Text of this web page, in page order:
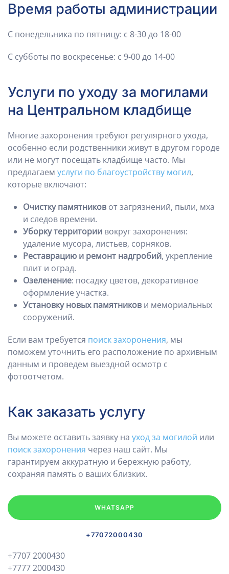
Время работы администрации
С понедельника по пятницу: с 8-30 до 18-00
С субботы по воскресенье: с 9-00 до 14-00
Услуги по уходу за могилами
на Центральном кладбище
Многие захоронения требуют регулярного ухода,
особенно если родственники живут в другом городе
или не могут посещать кладбище часто. Мы
предлагаем услуги по благоустройству могил,
которые включают:
Очистку памятников от загрязнений, пыли, мха
и следов времени.
Уборку территории вокруг захоронения:
удаление мусора, листьев, сорняков.
Реставрацию и ремонт надгробий, укрепление
плит и оград.
Озеленение: посадку цветов, декоративное
оформление участка.
Установку новых памятников и мемориальных
сооружений.
Если вам требуется поиск захоронения, мы
поможем уточнить его расположение по архивным
данным и проведем выездной осмотр с
фотоотчетом.
Как заказать услугу
Вы можете оставить заявку на уход за могилой или
поиск захоронения через наш сайт. Мы
гарантируем аккуратную и бережную работу,
сохраняя память о ваших близких.
WHATSAPP
+77072000430
+7707 2000430
+7777 2000430